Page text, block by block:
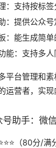
：支持按标
：提供公众
：能生成简
能：支持多
平台管理和
运营者，实现
号助手：微
（80分/满